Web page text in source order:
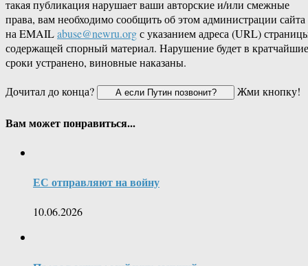
такая публикация нарушает ваши авторские и/или смежные
права, вам необходимо сообщить об этом администрации сайта
на EMAILabuse@newru.orgс указанием адреса (URL)
содержащей спорный материал. Нарушение будет в кратчайшие
сроки устранено, виновные наказаны.
Дочитал до конца?
Жми кнопку!
Вам может понравиться...
ЕС отправляют на войну
10.06.2026